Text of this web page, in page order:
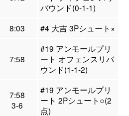
バウンド(0-1-1)
8:03
#4 大吉 3Pシュート×
7:58
#19 アンモールプリ
ート オフェンスリバ
ウンド(1-1-2)
7:58
3-6
#19 アンモールプリ
ート 2Pシュート○(2
点)